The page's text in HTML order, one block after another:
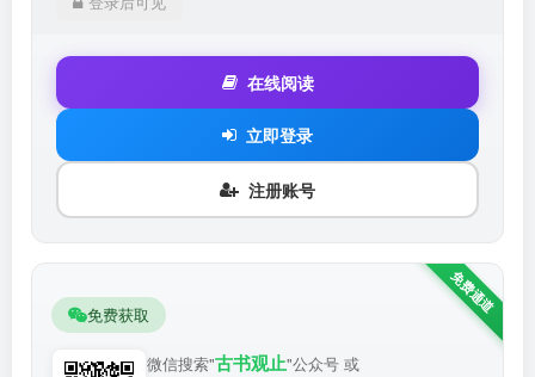
在线阅读
立即登录
注册账号
免费获取
微信搜索"古书观止"公众号 或